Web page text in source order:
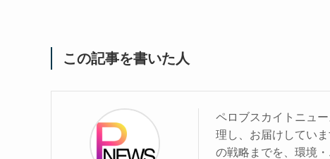
この記事を書いた人
ペロブスカイトニュ
理し、お届けしてい
の戦略までを、環境